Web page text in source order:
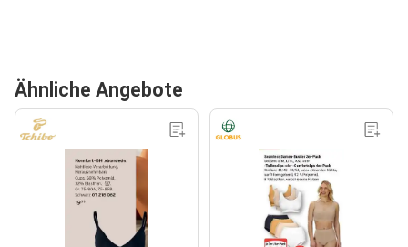
Ähnliche Angebote